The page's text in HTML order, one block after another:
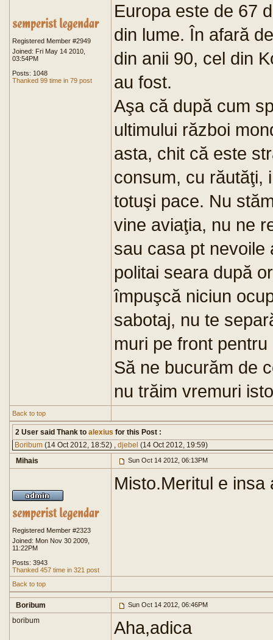
Registered Member #2949
Joined: Fri May 14 2010,
03:54PM
Posts: 1048
Thanked 99 time in 79 post
Europa este de 67
din lume. În afară
din anii 90, cel din
au fost.
Aşa că după cum
ultimului război
asta, chit că este
consum, cu răutăţi,
totuşi pace. Nu
vine aviaţia, nu ne
sau casa pt nevoile
politai seara după
împuşcă niciun
sabotaj, nu te
muri pe front pentru
Să ne bucurăm de
nu trăim vremuri
Back to top
2 User said Thank to alexius for this Post :
Boribum (14 Oct 2012, 18:52) , djebel (14 Oct 2012, 19:59)
Mihais
Sun Oct 14 2012, 06:13PM
Registered Member #2323
Joined: Mon Nov 30 2009,
11:22PM
Posts: 3943
Thanked 457 time in 321 post
Misto.Meritul e insa
Back to top
Boribum Sun Oct 14 2012, 06:46PM
boribum
Aha,adica